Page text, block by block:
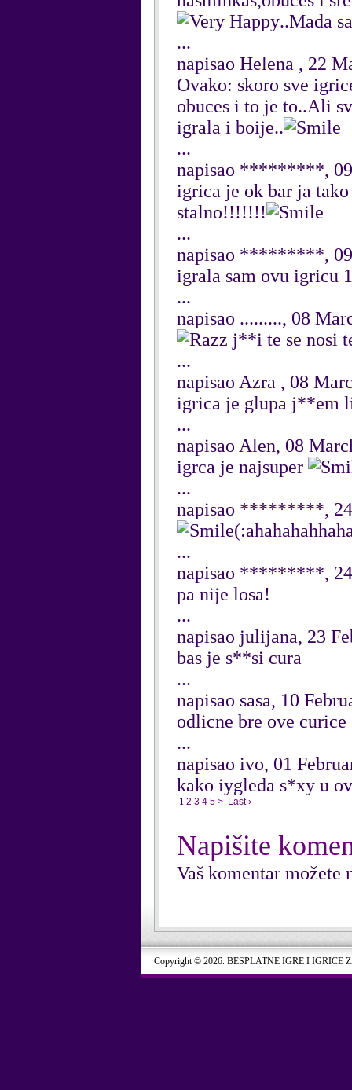
..Mada
...
napisao Helena , 22
Ovako: skoro sve
obuces i to je to..Ali
igrala i boije..
...
napisao *********, 09
igrica je ok bar ja
stalno!!!!!!!
...
napisao *********, 09
igrala sam ovu igricu
...
napisao ........., 08
j**i te se nosi
...
napisao Azra , 08
igrica je glupa j**em
...
napisao Alen, 08
igrca je najsuper
...
napisao *********, 24
...
napisao *********, 24
pa nije losa!
...
napisao julijana, 23
bas je s**si cura
...
napisao sasa, 10
odlicne bre ove curice
...
napisao ivo, 01
kako iygleda s*xy u
1 2 3 4 5 > Last ›
Napišite
Vaš komentar možete
Copyright © 2026. BESPLATNE IGRE I IGRICE